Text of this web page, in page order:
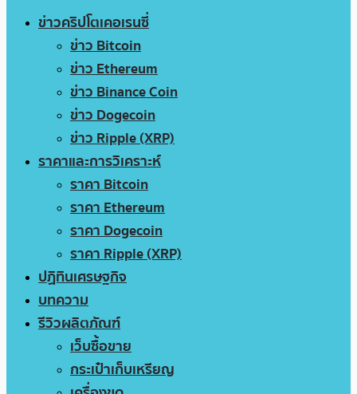
ข่าวคริปโตเคอเรนซี่
ข่าว Bitcoin
ข่าว Ethereum
ข่าว Binance Coin
ข่าว Dogecoin
ข่าว Ripple (XRP)
ราคาและการวิเคราะห์
ราคา Bitcoin
ราคา Ethereum
ราคา Dogecoin
ราคา Ripple (XRP)
ปฏิทินเศรษฐกิจ
บทความ
รีวิวผลิตภัณฑ์
เว็บซื้อขาย
กระเป๋าเก็บเหรียญ